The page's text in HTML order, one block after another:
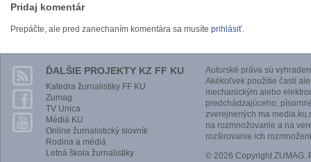
Pridaj komentár
Prepáčte, ale pred zanechaním komentára sa musíte prihlásiť.
ĎALŠIE PROJEKTY KZ FF KU
Katedra žurnalistiky FF KU
Zumag
TV Unica
Médiá KU
Online žurnalistický slovník
Rodina a médiá
Letná škola žurnalistiky
Autorské práva sú
Akékoľvek použitie častí
mechanickým alebo
predchádzajúceho,
zverejnených ma
na rozmnožovanie a na
rozširovanie ich
© 2026 Copyright ZUMAG.